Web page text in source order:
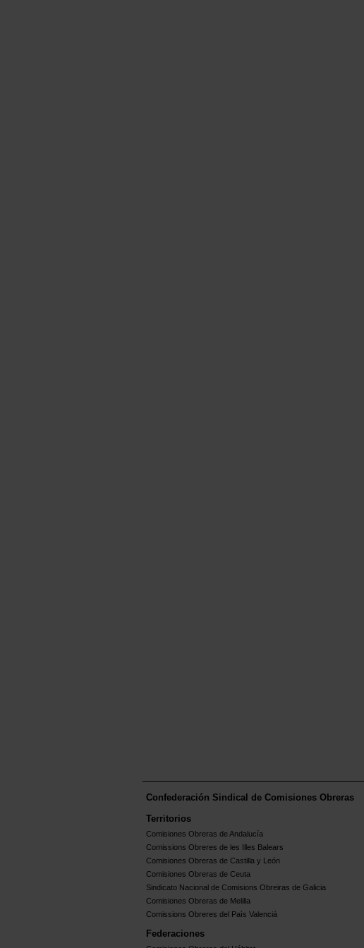
Confederación Sindical de Comisiones Obreras
Territorios
Comisiones Obreras de Andalucía
Comissions Obreres de les Illes Balears
Comisiones Obreras de Castilla y León
Comisiones Obreras de Ceuta
Sindicato Nacional de Comisions Obreiras de Galicia
Comisiones Obreras de Melilla
Comissions Obreres del Paìs Valenciá
Federaciones